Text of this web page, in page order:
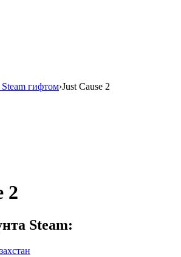
гифтом›Just Cause 2
2
Steam: